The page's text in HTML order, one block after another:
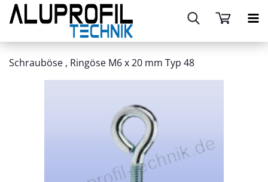
Schrauböse , Ringöse M6 x 20 mm Typ 48